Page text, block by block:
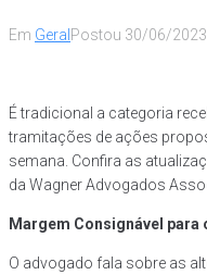
Em Geral Postou 30/06/2023
É tradicional a categoria
tramitações de ações
semana. Confira as
da Wagner Advogados
Margem Consignável
O advogado fala sobre as